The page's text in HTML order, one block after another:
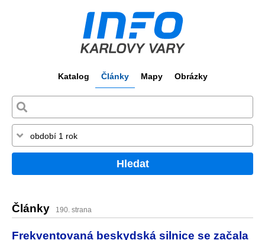
Katalog Články Mapy Obrázky
Hledat
Články 190. strana
Frekventovaná beskydská silnice se začala